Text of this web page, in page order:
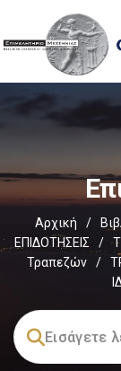
Αρχική /
ΕΠΙΔΟΤΗΣΕΙΣ
/
Τραπεζών
/